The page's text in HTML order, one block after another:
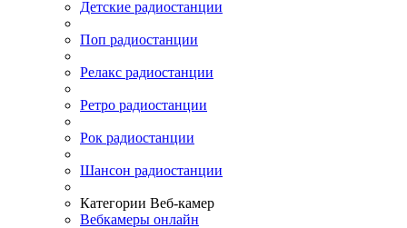
Детские радиостанции
Поп радиостанции
Релакс радиостанции
Ретро радиостанции
Рок радиостанции
Шансон радиостанции
Категории Веб-камер
Вебкамеры онлайн